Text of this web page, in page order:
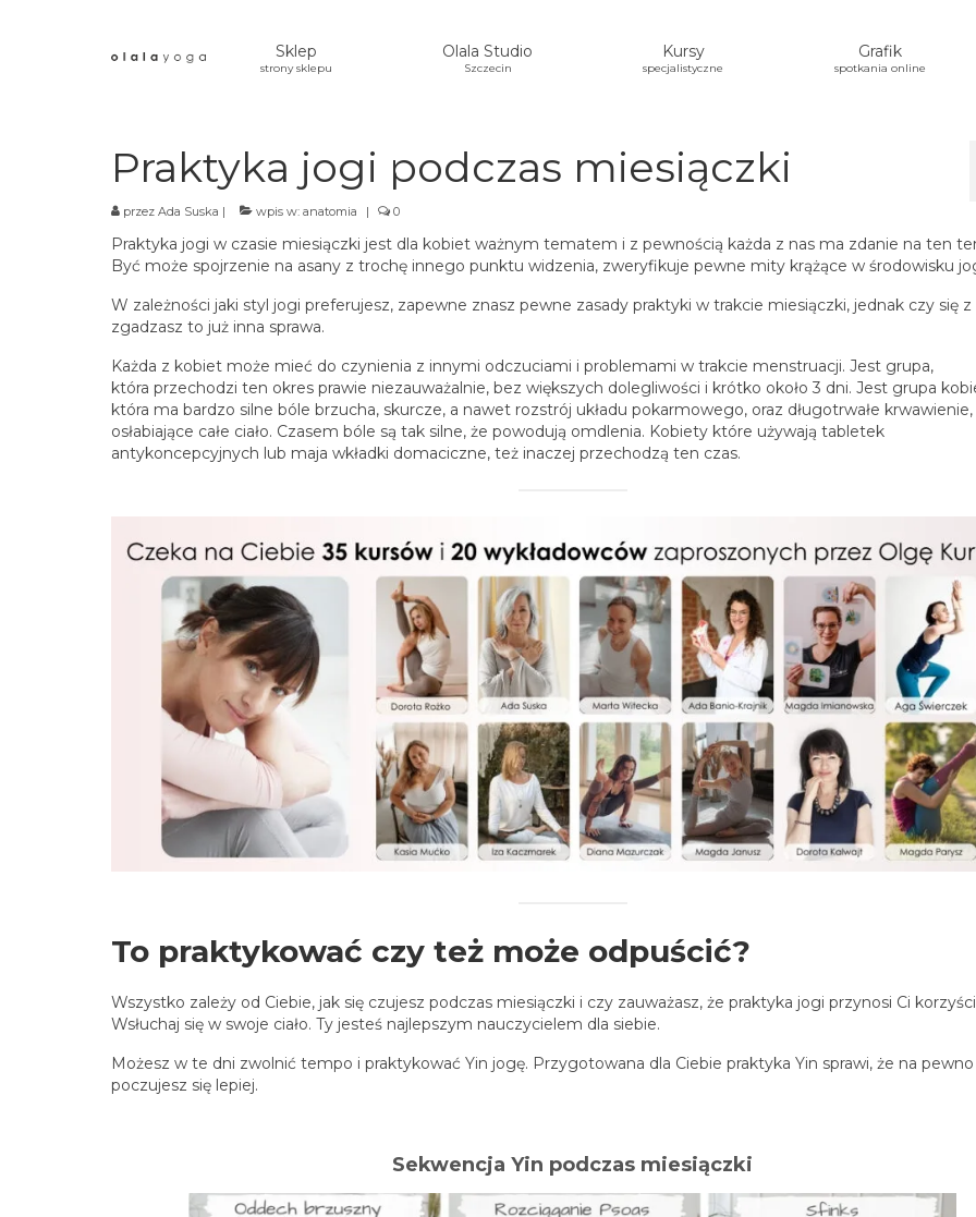
Sklep
strony sklepu
Olala Studio
Szczecin
Kursy
specjalistyczne
Grafik
spotkania online
Praktyka jogi podczas miesiączki
przez Ada Suska | wpis w: anatomia | 0
Praktyka jogi w czasie miesiączki jest dla kobiet ważnym tematem i z pewnością każda z nas ma zdanie na ten
Być może spojrzenie na asany z trochę innego punktu widzenia, zweryfikuje pewne mity krążące w środowisku
W zależności jaki styl jogi preferujesz, zapewne znasz pewne zasady praktyki w trakcie miesiączki, jednak czy się
zgadzasz to już inna sprawa.
Każda z kobiet może mieć do czynienia z innymi odczuciami i problemami w trakcie menstruacji. Jest grupa,
która przechodzi ten okres prawie niezauważalnie, bez większych dolegliwości i krótko około 3 dni. Jest grupa
która ma bardzo silne bóle brzucha, skurcze, a nawet rozstrój układu pokarmowego, oraz długotrwałe
osłabiające całe ciało. Czasem bóle są tak silne, że powodują omdlenia. Kobiety które używają tabletek
antykoncepcyjnych lub maja wkładki domaciczne, też inaczej przechodzą ten czas.
To praktykować czy też może odpuścić?
Wszystko zależy od Ciebie, jak się czujesz podczas miesiączki i czy zauważasz, że praktyka jogi przynosi Ci
Wsłuchaj się w swoje ciało. Ty jesteś najlepszym nauczycielem dla siebie.
Możesz w te dni zwolnić tempo i praktykować Yin jogę. Przygotowana dla Ciebie praktyka Yin sprawi, że na pewno
poczujesz się lepiej.
Sekwencja Yin podczas miesiączki